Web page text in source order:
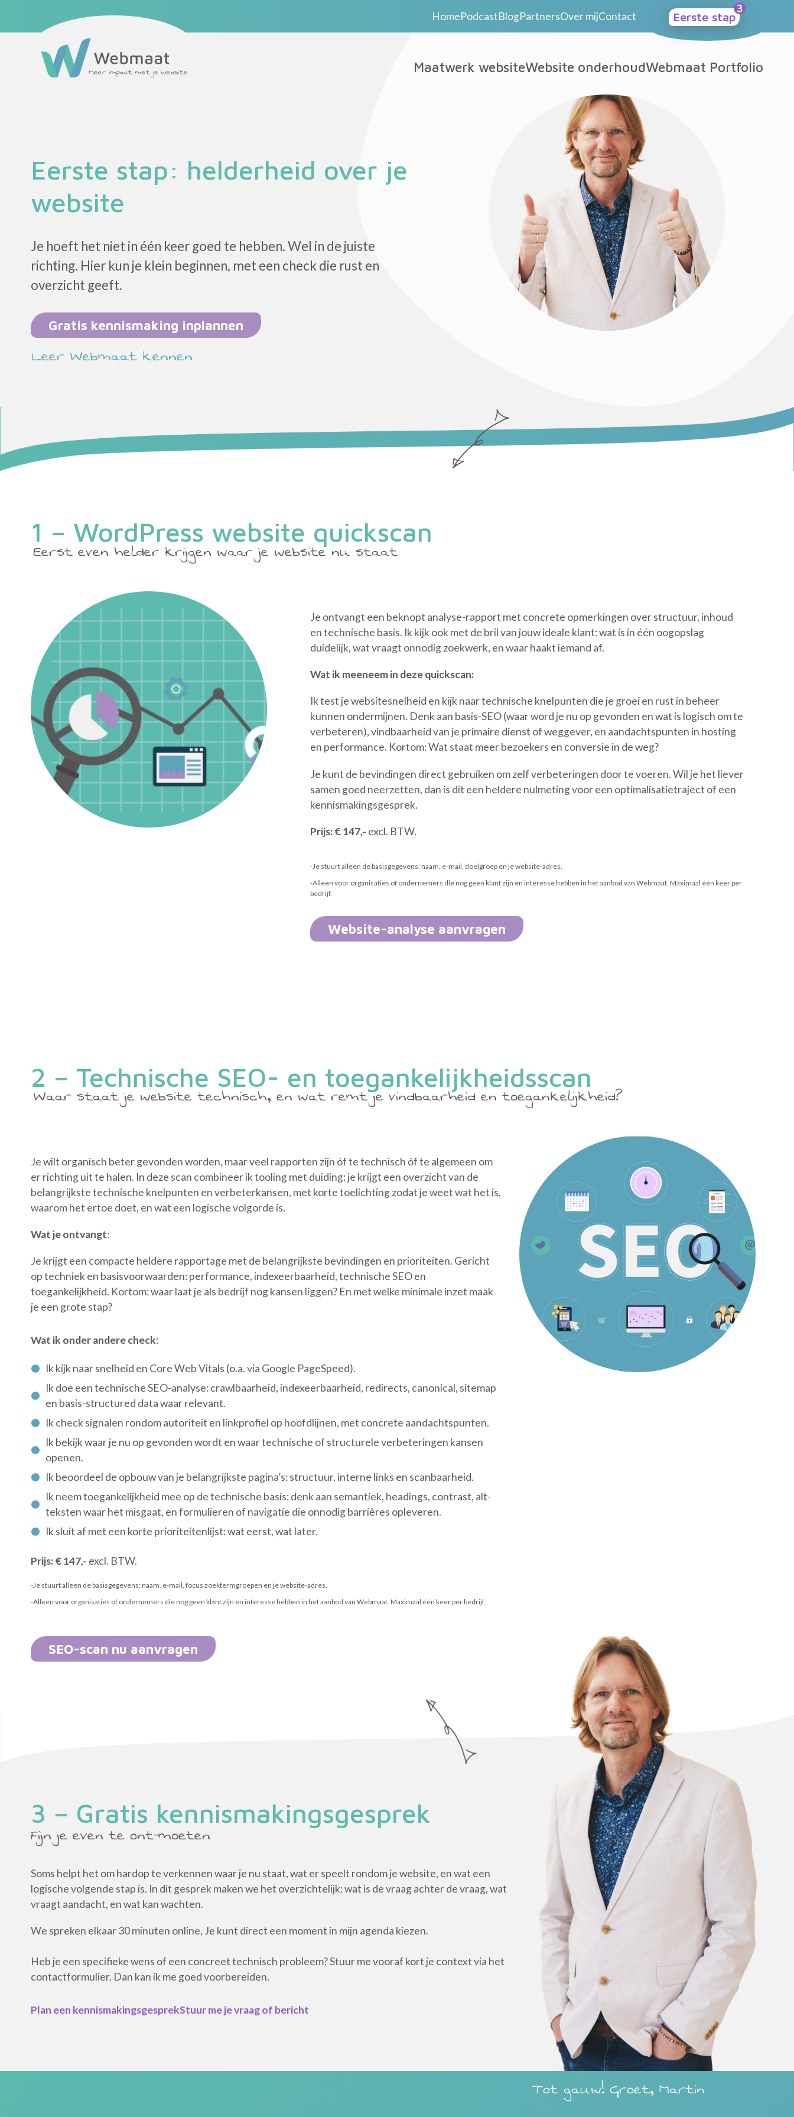
HomePodcastBlogPartnersOver mijContact Eerste stap
Maatwerk websiteWebsite onderhoudWebmaat Portfolio
Eerste stap: helderheid over je
website
Je hoeft het niet in één keer goed te hebben. Wel in de juiste
richting. Hier kun je klein beginnen, met een check die rust en
overzicht geeft.
Gratis kennismaking inplannen
Leer Webmaat kennen
1 – WordPress website quickscan
Eerst even helder krijgen waar je website nu staat
Je ontvangt een beknopt analyse-rapport met concrete opmerkingen over structuur, inhoud
en technische basis. Ik kijk ook met de bril van jouw ideale klant: wat is in één oogopslag
duidelijk, wat vraagt onnodig zoekwerk, en waar haakt iemand af.
Wat ik meeneem in deze quickscan:
Ik test je websitesnelheid en kijk naar technische knelpunten die je groei en rust in beheer
kunnen ondermijnen. Denk aan basis-SEO (waar word je nu op gevonden en wat is logisch om te
verbeteren), vindbaarheid van je primaire dienst of weggever, en aandachtspunten in hosting
en performance. Kortom: Wat staat meer bezoekers en conversie in de weg?
Je kunt de bevindingen direct gebruiken om zelf verbeteringen door te voeren. Wil je het liever
samen goed neerzetten, dan is dit een heldere nulmeting voor een optimalisatietraject of een
kennismakingsgesprek.
Prijs: € 147,- excl. BTW.
-Je stuurt alleen de basisgegevens: naam, e-mail, doelgroep en je website-adres.
-Alleen voor organisaties of ondernemers die nog geen klant zijn en interesse hebben in het aanbod van Webmaat. Maximaal één keer per
bedrijf.
Website-analyse aanvragen
2 – Technische SEO- en toegankelijkheidsscan
Waar staat je website technisch, en wat remt je vindbaarheid en toegankelijkheid?
Je wilt organisch beter gevonden worden, maar veel rapporten zijn óf te technisch óf te algemeen om
er richting uit te halen. In deze scan combineer ik tooling met duiding: je krijgt een overzicht van de
belangrijkste technische knelpunten en verbeterkansen, met korte toelichting zodat je weet wat het is,
waarom het ertoe doet, en wat een logische volgorde is.
Wat je ontvangt:
Je krijgt een compacte heldere rapportage met de belangrijkste bevindingen en prioriteiten. Gericht
op techniek en basisvoorwaarden: performance, indexeerbaarheid, technische SEO en
toegankelijkheid. Kortom: waar laat je als bedrijf nog kansen liggen? En met welke minimale inzet maak
je een grote stap?
Wat ik onder andere check:
Ik kijk naar snelheid en Core Web Vitals (o.a. via Google PageSpeed).
Ik doe een technische SEO-analyse: crawlbaarheid, indexeerbaarheid, redirects, canonical, sitemap
en basis-structured data waar relevant.
Ik check signalen rondom autoriteit en linkprofiel op hoofdlijnen, met concrete aandachtspunten.
Ik bekijk waar je nu op gevonden wordt en waar technische of structurele verbeteringen kansen
openen.
Ik beoordeel de opbouw van je belangrijkste pagina’s: structuur, interne links en scanbaarheid.
Ik neem toegankelijkheid mee op de technische basis: denk aan semantiek, headings, contrast, alt-
teksten waar het misgaat, en formulieren of navigatie die onnodig barrières opleveren.
Ik sluit af met een korte prioriteitenlijst: wat eerst, wat later.
Prijs: € 147,- excl. BTW.
-Je stuurt alleen de basisgegevens: naam, e-mail, focus zoektermgroepen en je website-adres.
-Alleen voor organisaties of ondernemers die nog geen klant zijn en interesse hebben in het aanbod van Webmaat. Maximaal één keer per bedrijf.
SEO-scan nu aanvragen
3 – Gratis kennismakingsgesprek
Fijn je even te ont-moeten
Soms helpt het om hardop te verkennen waar je nu staat, wat er speelt rondom je website, en wat een
logische volgende stap is. In dit gesprek maken we het overzichtelijk: wat is de vraag achter de vraag, wat
vraagt aandacht, en wat kan wachten.
We spreken elkaar 30 minuten online, Je kunt direct een moment in mijn agenda kiezen.
Heb je een specifieke wens of een concreet technisch probleem? Stuur me vooraf kort je context via het
contactformulier. Dan kan ik me goed voorbereiden.
Plan een kennismakingsgesprekStuur me je vraag of bericht
Tot gauw! Groet, Martin
Maatwerk website
Website onderhoud
Over mij
Contact
Eerste stap